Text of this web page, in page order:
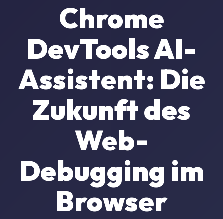
Chrome
DevTools AI-
Assistent: Die
Zukunft des
Web-
Debugging im
Browser